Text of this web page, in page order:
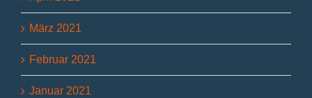
März 2021
Februar 2021
Januar 2021